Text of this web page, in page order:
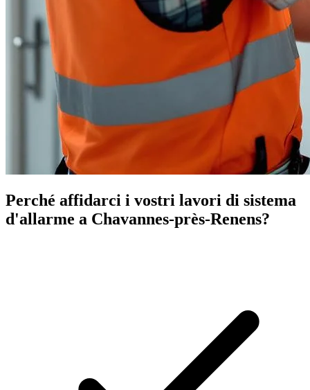
Perché affidarci i vostri lavori di sistema
d'allarme a Chavannes-près-Renens?